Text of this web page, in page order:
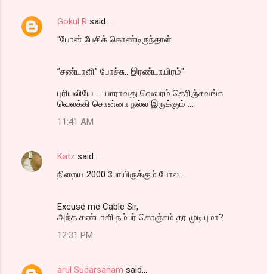
Gokul R said…
"போன் பேசிக் கொண்டிருந்தாள்
”சண்டாளி” போச்சு.. இரண்டாயிரம்"
புரியலியே ... யாராவது வெவரம் தெரிஞ்சவங்க
வெலக்கி சொன்னா நல்ல இருக்கும் ....
11:41 AM
Katz said…
நிறைய 2000 போயிருக்கும் போல....
Excuse me Cable Sir,
அந்த சண்டாளி நம்பர் கொஞ்சம் தர முடியுமா?
12:31 PM
arul Sudarsanam said…